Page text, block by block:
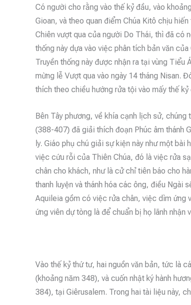
Có người cho rằng vào thế kỷ đầu, vào
Gioan, và theo quan điểm Chúa Kitô chịu
Chiên vượt qua của người Do Thái, thì đã có
thống này dựa vào việc phân tích bản văn
Truyền thống này được nhận ra tại vùng
mừng lễ Vượt qua vào ngày 14 tháng Nisan.
thích theo chiều hướng rửa tội vào mấy thế kỷ
Bên Tây phương, về khía cạnh lịch sử,
(388-407) đã giải thích đoạn Phúc âm thánh
ly. Giáo phụ chú giải sự kiện này như một
việc cứu rỗi của Thiên Chúa, đó là việc rửa
chân cho khách, như là cử chỉ tiên báo cho
thanh luyện và thánh hóa các ông, điều Ngài
Aquileia gồm có việc rửa chân, việc dìm ứng
ứng viên dự tòng là để chuẩn bị họ lãnh
Vào thế kỷ thứ tư, hai nguồn văn bản, tức là
(khoảng năm 348), và cuốn nhật ký hành
384), tại Giêrusalem. Trong hai tài liệu này,